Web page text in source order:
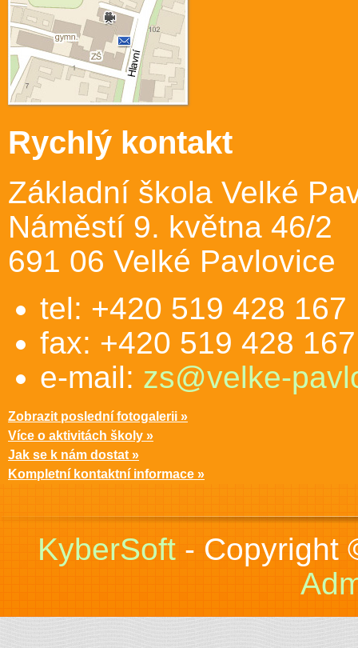
Rychlý kontakt
Základní škola Velké
Náměstí 9. května 46/2
691 06 Velké Pavlovice
tel: +420 519 428 167
fax: +420 519 428 167
e-mail: zs@velke-
Zobrazit poslední fotogalerii »
Více o aktivitách školy »
Jak se k nám dostat »
Kompletní kontaktní informace »
KyberSoft- Copyright